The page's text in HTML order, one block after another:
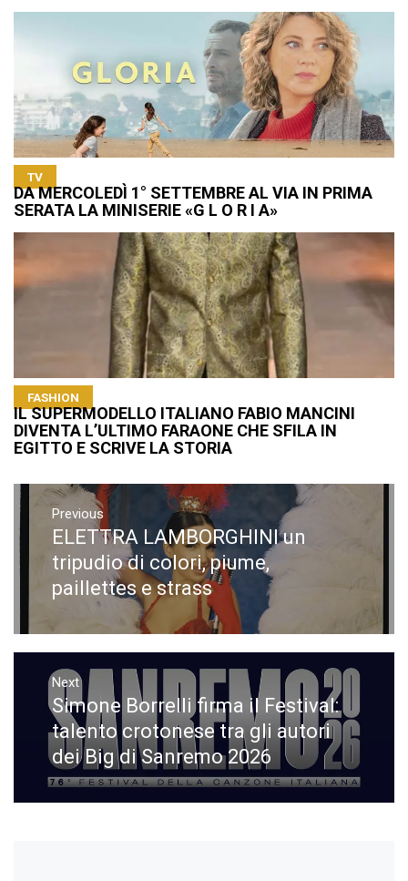
TV
DA MERCOLEDÌ 1° SETTEMBRE AL VIA IN PRIMA
SERATA LA MINISERIE «G L O R I A»
FASHION
IL SUPERMODELLO ITALIANO FABIO MANCINI
DIVENTA L’ULTIMO FARAONE CHE SFILA IN
EGITTO E SCRIVE LA STORIA
Navigazione
articoli
Previous
Previous
post:
ELETTRA LAMBORGHINI un
tripudio di colori, piume,
paillettes e strass
Next
Next
post:
Simone Borrelli firma il Festival:
talento crotonese tra gli autori
dei Big di Sanremo 2026